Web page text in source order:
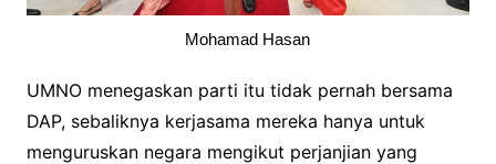
Mohamad Hasan
UMNO menegaskan parti itu tidak pernah bersama
DAP, sebaliknya kerjasama mereka hanya untuk
menguruskan negara mengikut perjanjian yang